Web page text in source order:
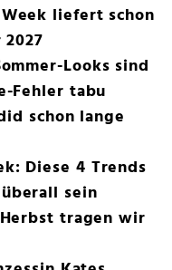
liefert schon
Looks sind
Fehler tabu
schon lange
Diese 4 Trends
sein
tragen wir